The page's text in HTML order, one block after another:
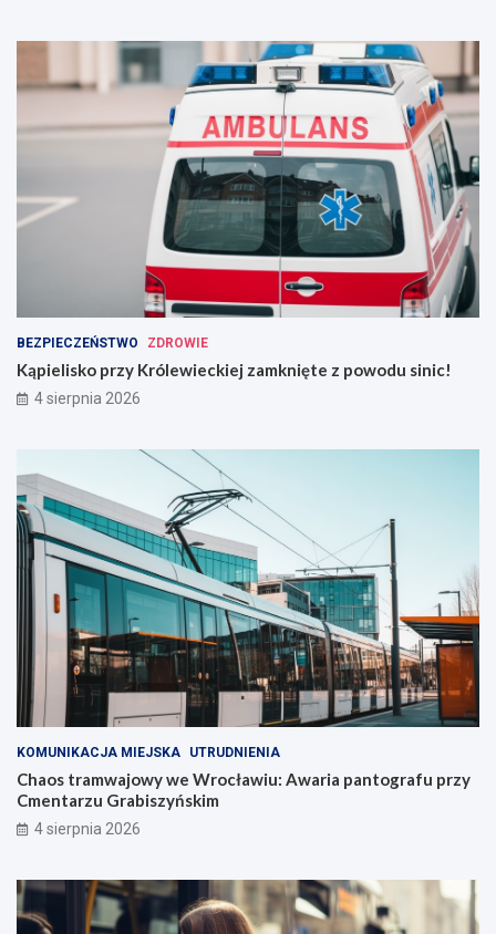
BEZPIECZEŃSTWO ZDROWIE
Kąpielisko przy Królewieckiej zamknięte z powodu sinic!
4 sierpnia 2026
KOMUNIKACJA MIEJSKA UTRUDNIENIA
Chaos tramwajowy we Wrocławiu: Awaria pantografu przy
Cmentarzu Grabiszyńskim
4 sierpnia 2026